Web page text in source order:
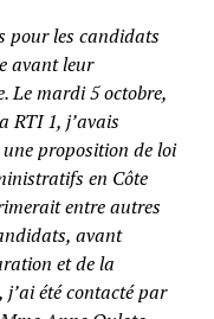
pour les candidats
avant leur
Le mardi 5 octobre,
RTI 1, j’avais
proposition de loi
en Côte
entre autres
avant
et de la
été contacté par